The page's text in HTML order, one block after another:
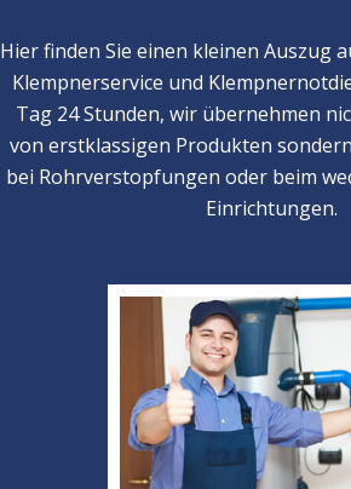
Hier finden Sie einen kleinen Auszug
Klempnerservice und
Tag 24 Stunden, wir übernehmen
von erstklassigen Produkten
bei Rohrverstopfungen oder beim
Einrichtungen.